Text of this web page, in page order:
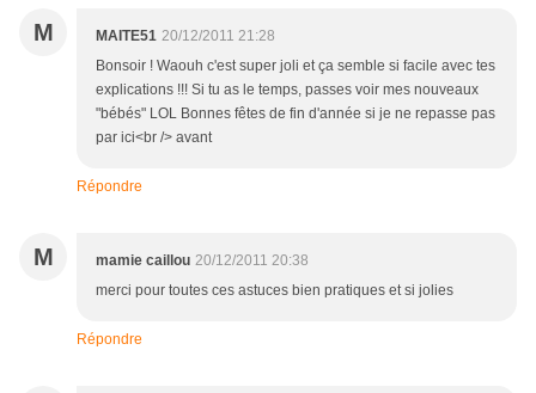
M MAITE51 20/12/2011 21:28
Bonsoir ! Waouh c'est super joli et ça semble si facile avec tes
explications !!! Si tu as le temps, passes voir mes nouveaux
"bébés" LOL Bonnes fêtes de fin d'année si je ne repasse pas
par ici<br /> avant
Répondre
M mamie caillou 20/12/2011 20:38
merci pour toutes ces astuces bien pratiques et si jolies
Répondre